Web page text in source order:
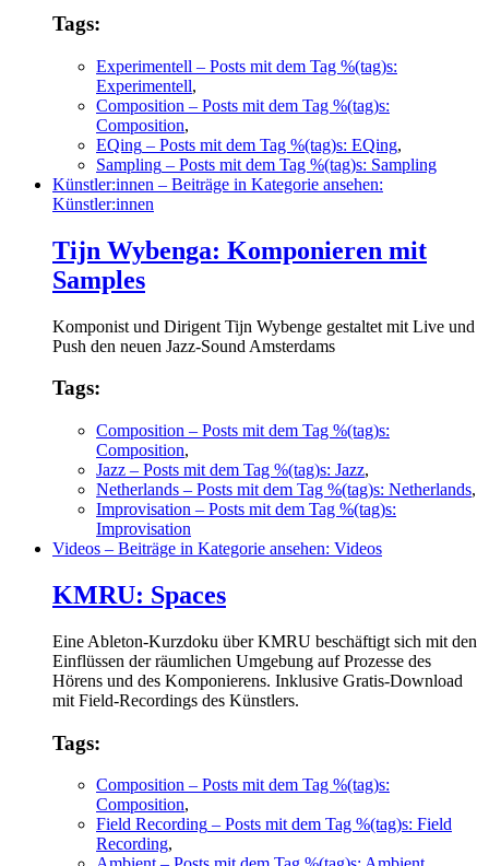
Tags:
Experimentell – Posts mit dem Tag %(tag)s:
Experimentell,
Composition – Posts mit dem Tag %(tag)s:
Composition,
EQing – Posts mit dem Tag %(tag)s: EQing,
Sampling – Posts mit dem Tag %(tag)s: Sampling
Künstler:innen – Beiträge in Kategorie ansehen:
Künstler:innen
Tijn Wybenga: Komponieren mit
Samples
Komponist und Dirigent Tijn Wybenge gestaltet mit Live und
Push den neuen Jazz-Sound Amsterdams
Tags:
Composition – Posts mit dem Tag %(tag)s:
Composition,
Jazz – Posts mit dem Tag %(tag)s: Jazz,
Netherlands – Posts mit dem Tag %(tag)s: Netherlands,
Improvisation – Posts mit dem Tag %(tag)s:
Improvisation
Videos – Beiträge in Kategorie ansehen: Videos
KMRU: Spaces
Eine Ableton-Kurzdoku über KMRU beschäftigt sich mit den
Einflüssen der räumlichen Umgebung auf Prozesse des
Hörens und des Komponierens. Inklusive Gratis-Download
mit Field-Recordings des Künstlers.
Tags:
Composition – Posts mit dem Tag %(tag)s:
Composition,
Field Recording – Posts mit dem Tag %(tag)s: Field
Recording,